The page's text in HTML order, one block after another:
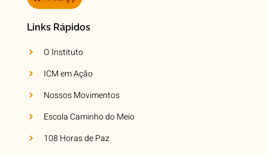
Links Rápidos
O Instituto
ICM em Ação
Nossos Movimentos
Escola Caminho do Meio
108 Horas de Paz